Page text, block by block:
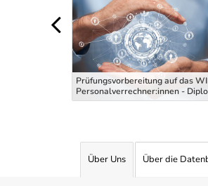
Prüfungsvorbereitung auf das
Personalverrechner:innen -
Über Uns Über die